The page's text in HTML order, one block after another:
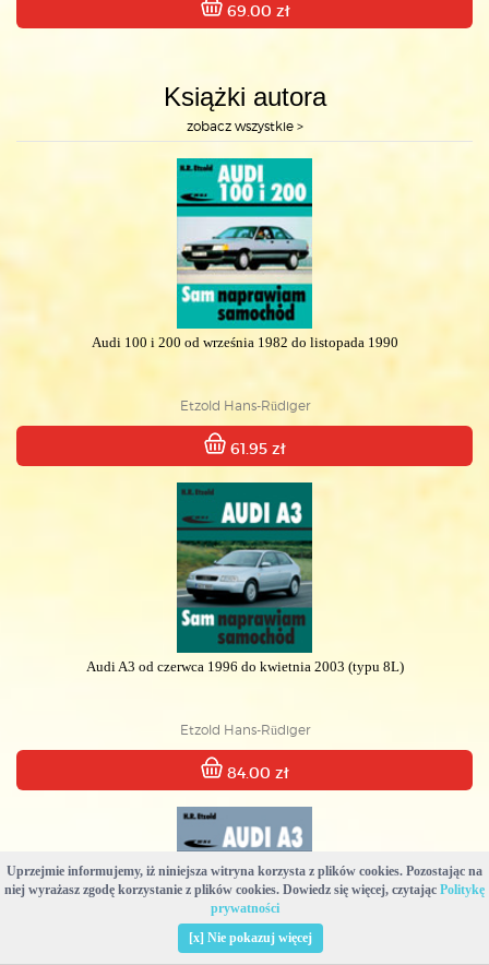
69.00 zł
Książki autora
zobacz wszystkie >
Audi 100 i 200 od września 1982 do listopada 1990
Etzold Hans-Rüdiger
61.95 zł
Audi A3 od czerwca 1996 do kwietnia 2003 (typu 8L)
Etzold Hans-Rüdiger
84.00 zł
Uprzejmie informujemy, iż niniejsza witryna korzysta z plików cookies. Pozostając na
niej wyrażasz zgodę korzystanie z plików cookies. Dowiedz się więcej, czytając Politykę
prywatności
[x] Nie pokazuj więcej